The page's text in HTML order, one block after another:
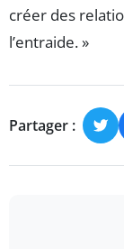
créer des
l’entraide. »
Partager :